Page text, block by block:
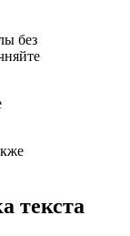
без
текста